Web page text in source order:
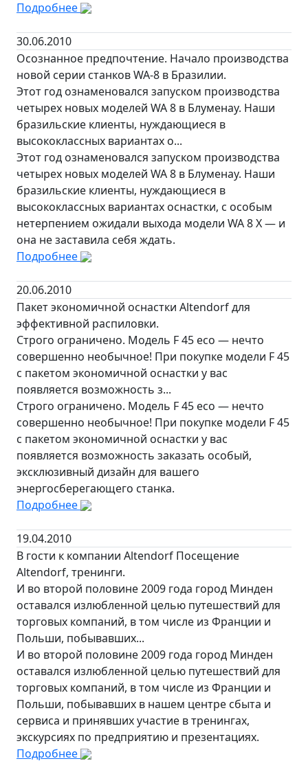
Подробнее
30.06.2010
Осознанное предпочтение. Начало производства
новой серии станков WA-8 в Бразилии.
Этот год ознаменовался запуском производства
четырех новых моделей WA 8 в Блуменау. Наши
бразильские клиенты, нуждающиеся в
высококлассных вариантах о...
Этот год ознаменовался запуском производства
четырех новых моделей WA 8 в Блуменау. Наши
бразильские клиенты, нуждающиеся в
высококлассных вариантах оснастки, с особым
нетерпением ожидали выхода модели WA 8 X — и
она не заставила себя ждать.
Подробнее
20.06.2010
Пакет экономичной оснастки Altendorf для
эффективной распиловки.
Строго ограничено. Модель F 45 eco — нечто
совершенно необычное! При покупке модели F 45
с пакетом экономичной оснастки у вас
появляется возможность з...
Строго ограничено. Модель F 45 eco — нечто
совершенно необычное! При покупке модели F 45
с пакетом экономичной оснастки у вас
появляется возможность заказать особый,
эксклюзивный дизайн для вашего
энергосберегающего станка.
Подробнее
19.04.2010
В гости к компании Altendorf Посещение
Altendorf, тренинги.
И во второй половине 2009 года город Минден
оставался излюбленной целью путешествий для
торговых компаний, в том числе из Франции и
Польши, побывавших...
И во второй половине 2009 года город Минден
оставался излюбленной целью путешествий для
торговых компаний, в том числе из Франции и
Польши, побывавших в нашем центре сбыта и
сервиса и принявших участие в тренингах,
экскурсиях по предприятию и презентациях.
Подробнее